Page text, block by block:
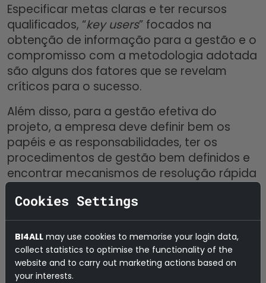
Especificar metas claras e ter recursos
qualificados, “key users” focados na
obtenção de informação para a gestão e o
compromisso com a metodologia adotada
são alguns dos fatores que se revelam
críticos para o sucesso.
Além disso, para a gestão efetiva do
projeto, a empresa deve definir bem os
papéis e as responsabilidades, ter os
procedimentos de gestão bem definidos e
encontrar mecanismos de resolução rápida
requisitos técnicos e ter uma equipa com
competências permite não só a
identificação de novas necessidades, como
a evolução e manutenção da solução.
Cookies Settings
BI4ALL may use cookies to memorise your login data,
collect statistics to optimise the functionality of the
website and to carry out marketing actions based on
your interests.